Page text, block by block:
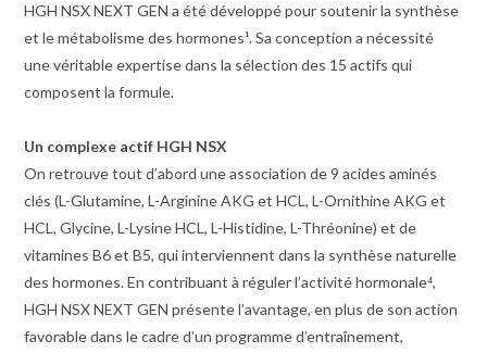
HGH NSX NEXT GEN a été développé pour soutenir la synthèse
et le métabolisme des hormones¹. Sa conception a nécessité
une véritable expertise dans la sélection des 15 actifs qui
composent la formule.
Un complexe actif HGH NSX
On retrouve tout d’abord une association de 9 acides aminés
clés (L-Glutamine, L-Arginine AKG et HCL, L-Ornithine AKG et
HCL, Glycine, L-Lysine HCL, L-Histidine, L-Thréonine) et de
vitamines B6 et B5, qui interviennent dans la synthèse naturelle
des hormones. En contribuant à réguler l’activité hormonale⁴,
HGH NSX NEXT GEN présente l’avantage, en plus de son action
favorable dans le cadre d’un programme d’entraînement,